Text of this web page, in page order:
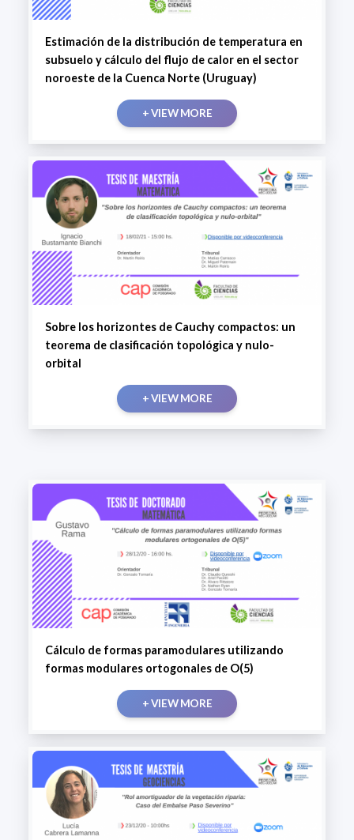
Estimación de la distribución de temperatura en
subsuelo y cálculo del flujo de calor en el sector
noroeste de la Cuenca Norte (Uruguay)
+ VIEW MORE
Sobre los horizontes de Cauchy compactos: un
teorema de clasificación topológica y nulo-
orbital
+ VIEW MORE
Cálculo de formas paramodulares utilizando
formas modulares ortogonales de O(5)
+ VIEW MORE